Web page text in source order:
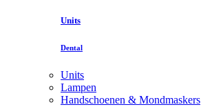
Units
Dental
Units
Lampen
Handschoenen & Mondmaskers